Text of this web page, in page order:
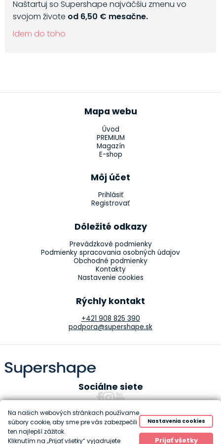
Naštartuj so Supershape najväčšiu zmenu vo
svojom živote od 6,50 € mesačne.
Idem do toho
Mapa webu
Úvod
PREMIUM
Magazín
E-shop
Môj účet
Prihlásiť
Registrovať
Dôležité odkazy
Prevádzkové podmienky
Podmienky spracovania osobných údajov
Obchodné podmienky
Kontakty
Nastavenie cookies
Rýchly kontakt
+421 908 825 390
podpora@supershape.sk
Sociálne siete
Copyright 2010-2026 Supershape
Na našich webových stránkach používame
súbory cookie, aby sme pre vás zabezpečili
ten najlepší zážitok.
Kliknutím na „Prijať všetky“ vyjadrujete
Nastavenia cookies
Prijať všetky